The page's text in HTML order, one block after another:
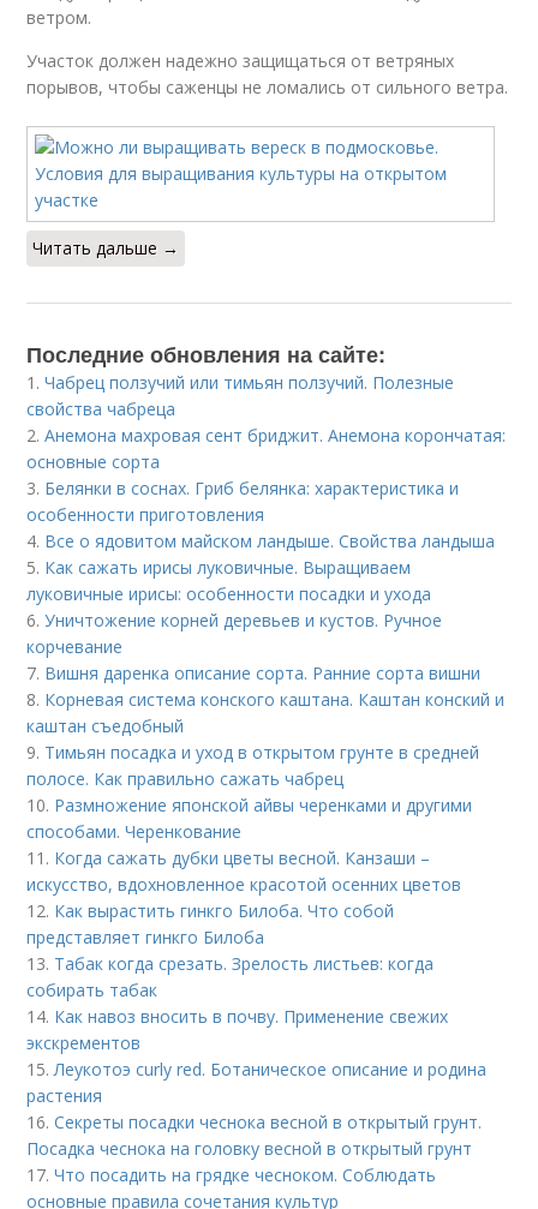
ветром.
Участок должен надежно защищаться от ветряных
порывов, чтобы саженцы не ломались от сильного ветра.
Читать дальше →
Последние обновления на сайте:
1.Чабрец ползучий или тимьян ползучий. Полезные
свойства чабреца
2.Анемона махровая сент бриджит. Анемона корончатая:
основные сорта
3. Белянки в соснах. Гриб белянка: характеристика и
особенности приготовления
4. Все о ядовитом майском ландыше. Свойства ландыша
5. Как сажать ирисы луковичные. Выращиваем
луковичные ирисы: особенности посадки и ухода
6.Уничтожение корней деревьев и кустов. Ручное
корчевание
7. Вишня даренка описание сорта. Ранние сорта вишни
8. Корневая система конского каштана. Каштан конский и
каштан съедобный
9. Тимьян посадка и уход в открытом грунте в средней
полосе. Как правильно сажать чабрец
10. Размножение японской айвы черенками и другими
способами. Черенкование
11. Когда сажать дубки цветы весной. Канзаши –
искусство, вдохновленное красотой осенних цветов
12. Как вырастить гинкго Билоба. Что собой
представляет гинкго Билоба
13. Табак когда срезать. Зрелость листьев: когда
собирать табак
14. Как навоз вносить в почву. Применение свежих
экскрементов
15. Леукотоэ curly red. Ботаническое описание и родина
растения
16.Секреты посадки чеснока весной в открытый грунт.
Посадка чеснока на головку весной в открытый грунт
17.Что посадить на грядке чесноком. Соблюдать
основные правила сочетания культур